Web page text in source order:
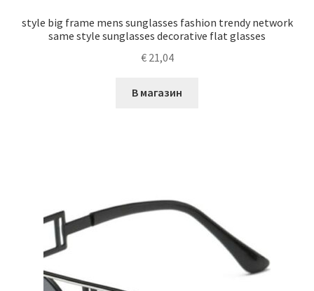
style big frame mens sunglasses fashion trendy network
same style sunglasses decorative flat glasses
€21,04
В магазин